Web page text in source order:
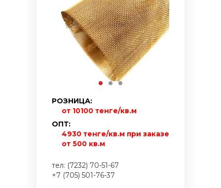
РОЗНИЦА:
от 10100 тенге/кв.м
ОПТ:
4930 тенге/кв.м при заказе
от 500 кв.м
тел: (7232) 70-51-67
+7 (705) 501-76-37